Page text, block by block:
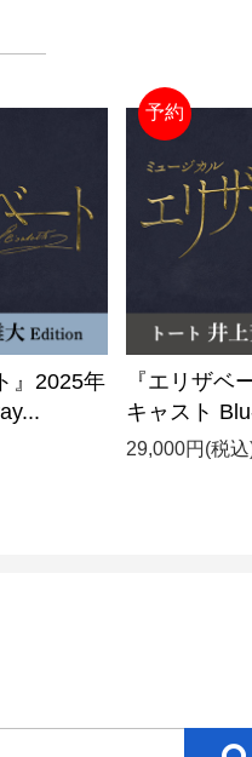
』2025年
予約
『エリザベ
キャスト
29,000円(税込